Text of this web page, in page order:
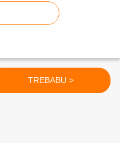
TREBABU >